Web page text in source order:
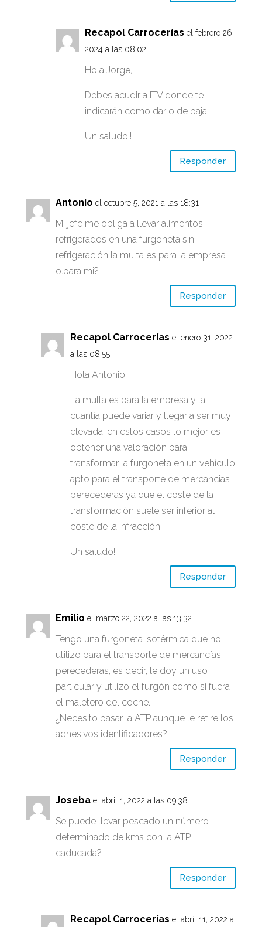
Recapol Carrocerías el febrero 26,
2024 a las 08:02
Hola Jorge,
Debes acudir a ITV donde te
indicarán como darlo de baja.
Un saludo!!
Responder
Antonio el octubre 5, 2021 a las 18:31
Mi jefe me obliga a llevar alimentos
refrigerados en una furgoneta sin
refrigeración la multa es para la empresa
o.para mi?
Responder
Recapol Carrocerías el enero 31, 2022
a las 08:55
Hola Antonio,
La multa es para la empresa y la
cuantía puede variar y llegar a ser muy
elevada, en estos casos lo mejor es
obtener una valoración para
transformar la furgoneta en un vehículo
apto para el transporte de mercancias
perecederas ya que el coste de la
transformación suele ser inferior al
coste de la infracción.
Un saludo!!
Responder
Emilio el marzo 22, 2022 a las 13:32
Tengo una furgoneta isotérmica que no
utilizo para el transporte de mercancías
perecederas, es decir, le doy un uso
particular y utilizo el furgón como si fuera
el maletero del coche.
¿Necesito pasar la ATP aunque le retire los
adhesivos identificadores?
Responder
Joseba el abril 1, 2022 a las 09:38
Se puede llevar pescado un número
determinado de kms con la ATP
caducada?
Responder
Recapol Carrocerías el abril 11, 2022 a